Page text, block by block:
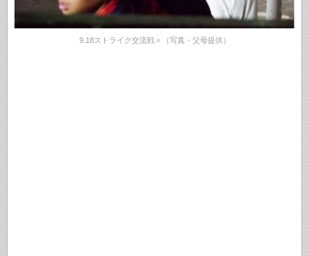
9.18ストライク交流戦＝（写真・父母提供）